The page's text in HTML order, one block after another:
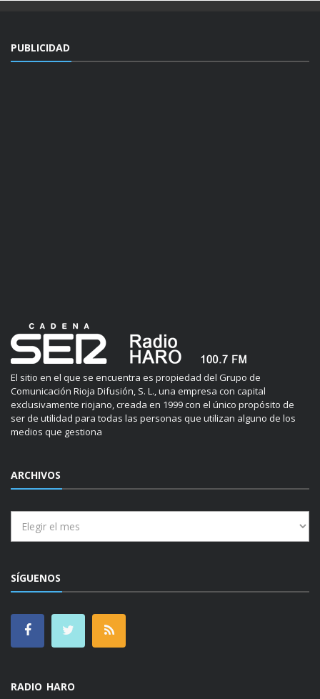
PUBLICIDAD
El sitio en el que se encuentra es propiedad del Grupo de
Comunicación Rioja Difusión, S. L., una empresa con capital
exclusivamente riojano, creada en 1999 con el único propósito de
ser de utilidad para todas las personas que utilizan alguno de los
medios que gestiona
ARCHIVOS
SÍGUENOS
RADIO HARO